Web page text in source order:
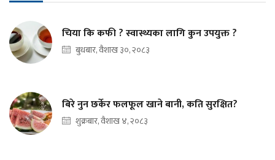
चिया कि कफी ? स्वास्थ्यका लागि कुन उपयुक्त ?
बुधबार, वैशाख ३०, २०८३
बिरे नुन छर्केर फलफूल खाने बानी, कति सुरक्षित?
शुक्रबार, वैशाख ४, २०८३